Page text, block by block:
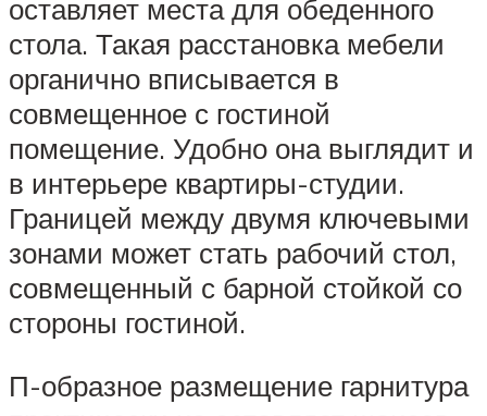
оставляет места для обеденного
стола. Такая расстановка мебели
органично вписывается в
совмещенное с гостиной
помещение. Удобно она выглядит и
в интерьере квартиры-студии.
Границей между двумя ключевыми
зонами может стать рабочий стол,
совмещенный с барной стойкой со
стороны гостиной.
П-образное размещение гарнитура